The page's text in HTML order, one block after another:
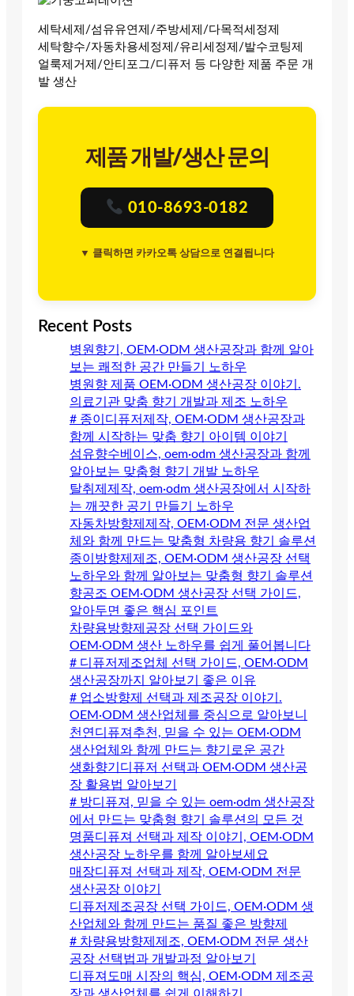
세탁세제/섬유유연제/주방세제/다목적세정제
세탁향수/자동차용세정제/유리세정제/발수코팅제
얼룩제거제/안티포그/디퓨저 등 다양한 제품 주문 개
발 생산
제품 개발/생산 문의
010-8693-0182
▼ 클릭하면 카카오톡 상담으로 연결됩니다
Recent Posts
병원향기, OEM·ODM 생산공장과 함께 알아
보는 쾌적한 공간 만들기 노하우
병원향 제품 OEM·ODM 생산공장 이야기.
의료기관 맞춤 향기 개발과 제조 노하우
# 종이디퓨저제작, OEM·ODM 생산공장과
함께 시작하는 맞춤 향기 아이템 이야기
섬유향수베이스, oem·odm 생산공장과 함께
알아보는 맞춤형 향기 개발 노하우
탈취제제작, oem·odm 생산공장에서 시작하
는 깨끗한 공기 만들기 노하우
자동차방향제제작, OEM·ODM 전문 생산업
체와 함께 만드는 맞춤형 차량용 향기 솔루션
종이방향제제조, OEM·ODM 생산공장 선택
노하우와 함께 알아보는 맞춤형 향기 솔루션
향공조 OEM·ODM 생산공장 선택 가이드,
알아두면 좋은 핵심 포인트
차량용방향제공장 선택 가이드와
OEM·ODM 생산 노하우를 쉽게 풀어봅니다
# 디퓨저제조업체 선택 가이드, OEM·ODM
생산공장까지 알아보기 좋은 이유
# 업소방향제 선택과 제조공장 이야기.
OEM·ODM 생산업체를 중심으로 알아보니
천연디퓨져추천, 믿을 수 있는 OEM·ODM
생산업체와 함께 만드는 향기로운 공간
생화향기디퓨저 선택과 OEM·ODM 생산공
장 활용법 알아보기
# 방디퓨져, 믿을 수 있는 oem·odm 생산공장
에서 만드는 맞춤형 향기 솔루션의 모든 것
명품디퓨져 선택과 제작 이야기, OEM·ODM
생산공장 노하우를 함께 알아보세요
매장디퓨져 선택과 제작, OEM·ODM 전문
생산공장 이야기
디퓨저제조공장 선택 가이드, OEM·ODM 생
산업체와 함께 만드는 품질 좋은 방향제
# 차량용방향제제조, OEM·ODM 전문 생산
공장 선택법과 개발과정 알아보기
디퓨져도매 시장의 핵심, OEM·ODM 제조공
장과 생산업체를 쉽게 이해하기